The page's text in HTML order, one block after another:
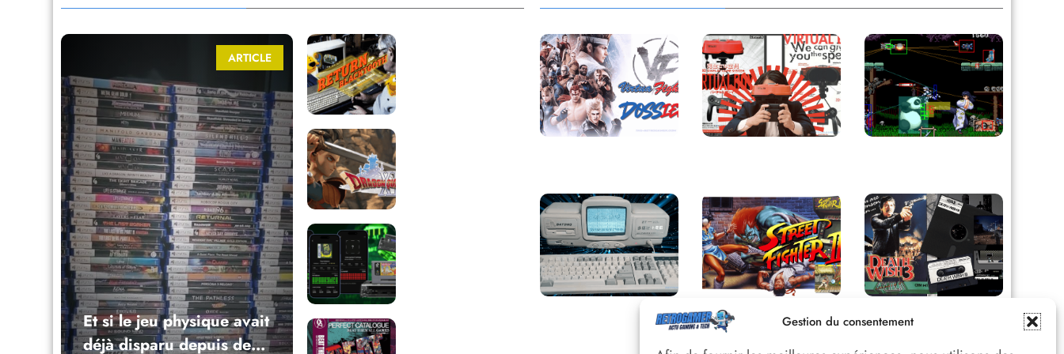
Gestion du consentement
ARTICLE
Et si le jeu physique avait
déjà disparu depuis des
incroyable et inconnue
Street Fighter II :
L’Odyssée d’une
Death Wish 3 C64 :
Quand la violence 8